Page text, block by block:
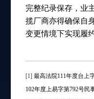
完整纪录保存，业
揽厂商亦得确保自
变更情境下实现履
[1]最高法院111年度台上
102年度上易字第792号民